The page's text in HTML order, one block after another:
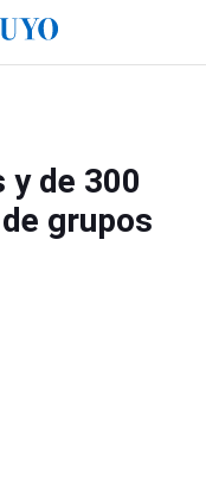
y de 300
grupos